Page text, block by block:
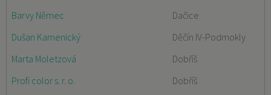
Barvy Němec
Dačice
Dušan Kamenický
Děčín IV-Podmokly
Marta Moletzová
Dobříš
Profi color s. r. o.
Dobříš